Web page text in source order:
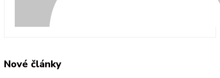
Nové články